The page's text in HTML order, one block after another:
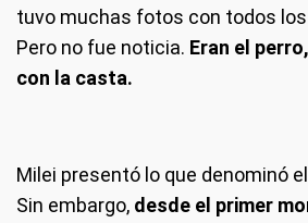
tuvo muchas fotos con todos
Pero no fue noticia. Eran el
con la casta.
Milei presentó lo que denominó
Sin embargo, desde el primer